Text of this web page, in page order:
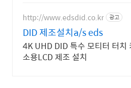
http://www.edsdid.co.kr 광고
DID 제조설치a/s eds
4K UHD DID 특수 모티터 터치
소용LCD 제조 설치